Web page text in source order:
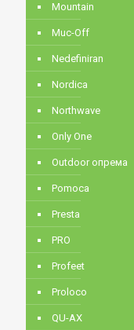
Mountain
Muc-Off
Nedefiniran
Nordica
Northwave
Only One
Outdoor опрема
Pomoca
Presta
PRO
Profeet
Proloco
QU-AX